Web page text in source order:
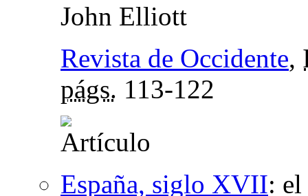
John Elliott
Revista de Occidente,
págs. 113-122
España, siglo XVII: el